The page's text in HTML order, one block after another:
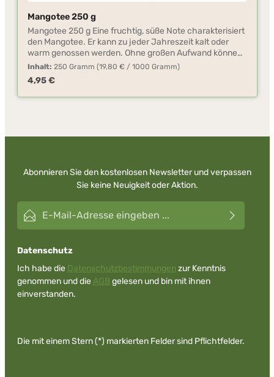
Mangotee 250 g
Mangotee 250 g Eine fruchtig, süße Note charakterisiert
den Mangotee. Er kann zu jeder Jahreszeit kalt oder
warm genossen werden. Ohne großen Aufwand können
Sie diesen Tee mit kaltem oder warmem Wasser
zubereiten. Das Teepulver ist vielseitig verwendbar, z.B.
für die Herstellung von Fruchtschorlen, Kuchen,
Pudding.
Inhalt: 250 Gramm (19,80 € / 1000 Gramm)
Regulärer Preis:
4,95 €
Abonnieren Sie den kostenlosen Newsletter und verpassen
Sie keine Neuigkeit oder Aktion.
E-Mail-Adresse*
Datenschutz
Ich habe die Datenschutzbestimmungen zur Kenntnis
genommen und die AGB gelesen und bin mit ihnen
einverstanden.
Die mit einem Stern (*) markierten Felder sind Pflichtfelder.